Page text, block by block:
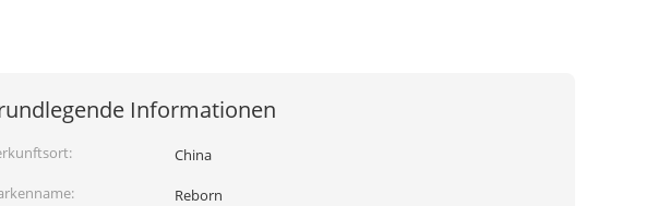
Informationen
China
Reborn